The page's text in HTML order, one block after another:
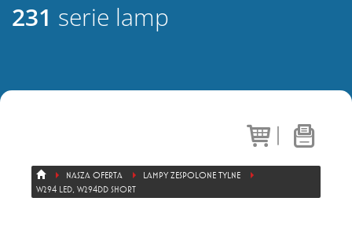
231 serie lamp
NASZA OFERTA
LAMPY ZESPOLONE TYLNE
W294 LED, W294DD SHORT